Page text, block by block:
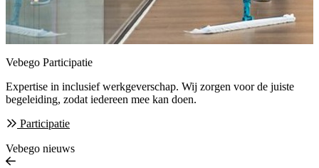
Vebego Participatie
Expertise in inclusief werkgeverschap. Wij zorgen voor de juiste
begeleiding, zodat iedereen mee kan doen.
Participatie
Vebego nieuws